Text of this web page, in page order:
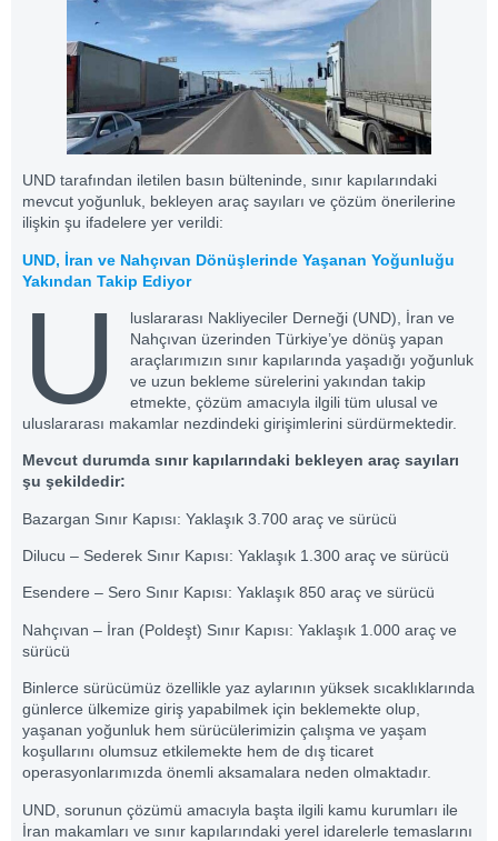
UND tarafından iletilen basın bülteninde, sınır kapılarındaki
mevcut yoğunluk, bekleyen araç sayıları ve çözüm önerilerine
ilişkin şu ifadelere yer verildi:
UND, İran ve Nahçıvan Dönüşlerinde Yaşanan Yoğunluğu
Yakından Takip Ediyor
U
luslararası Nakliyeciler Derneği (UND), İran ve
Nahçıvan üzerinden Türkiye’ye dönüş yapan
araçlarımızın sınır kapılarında yaşadığı yoğunluk
ve uzun bekleme sürelerini yakından takip
etmekte, çözüm amacıyla ilgili tüm ulusal ve
uluslararası makamlar nezdindeki girişimlerini sürdürmektedir.
Mevcut durumda sınır kapılarındaki bekleyen araç sayıları
şu şekildedir:
Bazargan Sınır Kapısı: Yaklaşık 3.700 araç ve sürücü
Dilucu – Sederek Sınır Kapısı: Yaklaşık 1.300 araç ve sürücü
Esendere – Sero Sınır Kapısı: Yaklaşık 850 araç ve sürücü
Nahçıvan – İran (Poldeşt) Sınır Kapısı: Yaklaşık 1.000 araç ve
sürücü
Binlerce sürücümüz özellikle yaz aylarının yüksek sıcaklıklarında
günlerce ülkemize giriş yapabilmek için beklemekte olup,
yaşanan yoğunluk hem sürücülerimizin çalışma ve yaşam
koşullarını olumsuz etkilemekte hem de dış ticaret
operasyonlarımızda önemli aksamalara neden olmaktadır.
UND , sorunun çözümü amacıyla başta ilgili kamu kurumları ile
İran makamları ve sınır kapılarındaki yerel idarelerle temaslarını